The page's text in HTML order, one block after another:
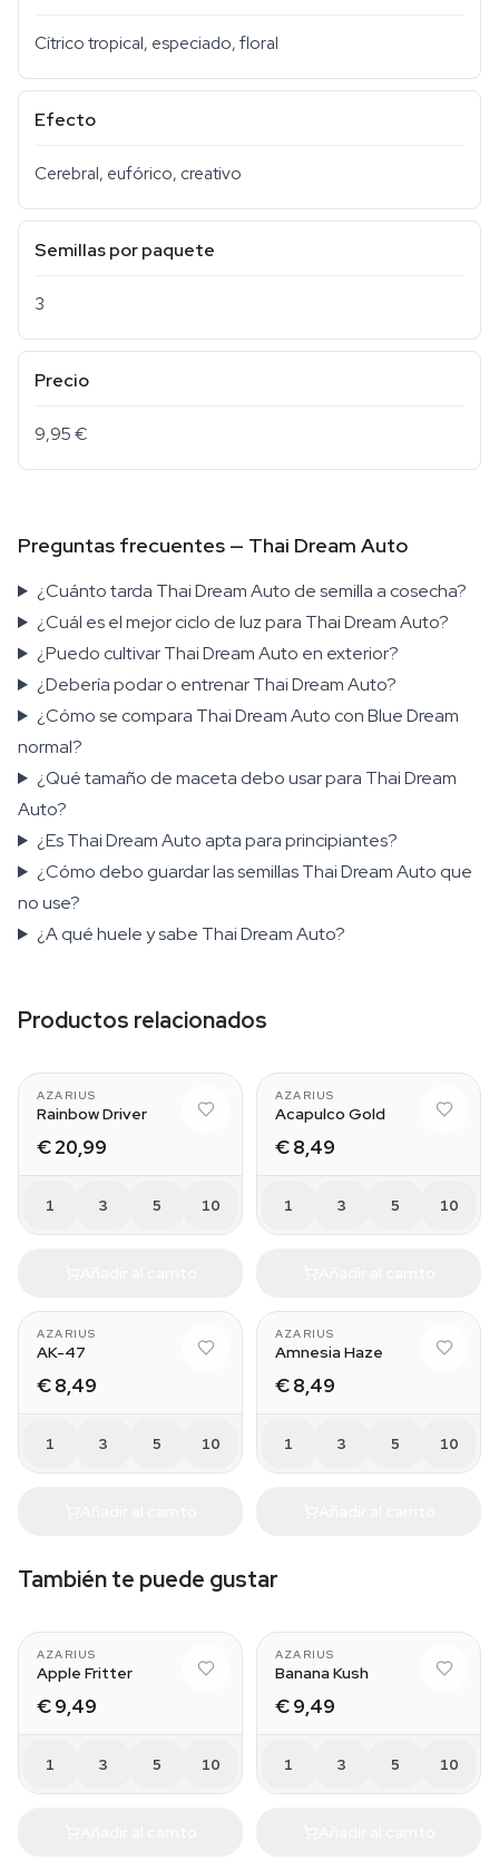
Cítrico tropical, especiado, floral
Efecto
Cerebral, eufórico, creativo
Semillas por paquete
3
Precio
9,95 €
Preguntas frecuentes — Thai Dream Auto
¿Cuánto tarda Thai Dream Auto de semilla a cosecha?
¿Cuál es el mejor ciclo de luz para Thai Dream Auto?
¿Puedo cultivar Thai Dream Auto en exterior?
¿Debería podar o entrenar Thai Dream Auto?
¿Cómo se compara Thai Dream Auto con Blue Dream
normal?
¿Qué tamaño de maceta debo usar para Thai Dream
Auto?
¿Es Thai Dream Auto apta para principiantes?
¿Cómo debo guardar las semillas Thai Dream Auto que
no use?
¿A qué huele y sabe Thai Dream Auto?
Productos relacionados
AZARIUS
Rainbow Driver
€ 20,99
1 3 5 10
AZARIUS
Acapulco Gold
€ 8,49
1 3 5 10
AZARIUS
AK-47
€ 8,49
1 3 5 10
AZARIUS
Amnesia Haze
€ 8,49
1 3 5 10
También te puede gustar
AZARIUS
Apple Fritter
€ 9,49
1 3 5 10
AZARIUS
Banana Kush
€ 9,49
1 3 5 10